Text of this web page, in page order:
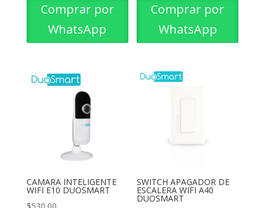
Comprar por
WhatsApp
Comprar por
WhatsApp
CAMARA INTELIGENTE
WIFI E10 DUOSMART
SWITCH APAGADOR DE
ESCALERA WIFI A40
DUOSMART